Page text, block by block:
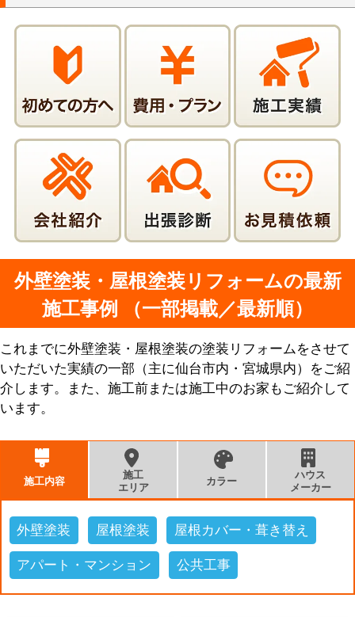
外壁塗装・屋根塗装リフォームの最新
施工事例 （一部掲載／最新順）
これまでに外壁塗装・屋根塗装の塗装リフォームをさせて
いただいた実績の一部（主に仙台市内・宮城県内）をご紹
介します。また、施工前または施工中のお家もご紹介して
います。
施工内容
施工
エリア
カラー
ハウス
メーカー
外壁塗装 屋根塗装 屋根カバー・葺き替え
アパート・マンション 公共工事